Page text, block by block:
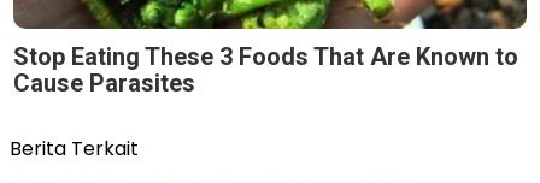
Stop Eating These 3 Foods That Are Known to
Cause Parasites
Berita Terkait